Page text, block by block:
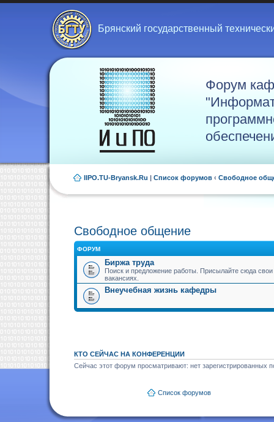
Брянский государственный
Форум
IIPO.TU-Bryansk.Ru | Список форумов ‹ Свободное
Свободное общение
ФОРУМ
Биржа труда
Поиск и предложение работы. Присылайте сюда
вакансиях.
Внеучебная жизнь кафедры
КТО СЕЙЧАС НА КОНФЕРЕНЦИИ
Сейчас этот форум просматривают: нет зарегистрированных
Список форумов